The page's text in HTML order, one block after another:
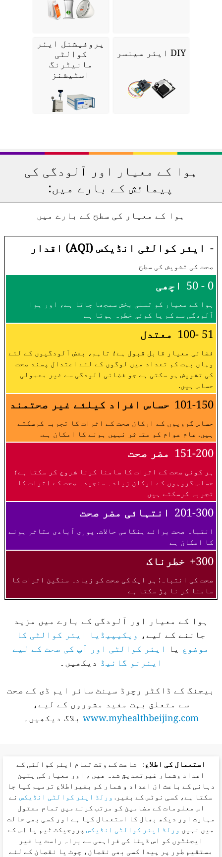
DIY ایئر سینسر
پروفیشنل ایئر
کوالٹی
مانیٹرنگ
اسٹیشنز
ہوا کے معیار اور آلودگی کی
پیمائش کے بارے میں:
ہوا کے معیار کی سطح کے بارے میں
- ایئر کوالٹی انڈیکس (AQI) اقدار
صحت کی تشویش کی سطح
0 - 50 اچھی
ہوا کے معیار کو تسلی بخش سمجھا جاتا ہے، اور ہوا
آلودگی سے کم یا کوئی خطرہ ہوتا ہے
51 -100 معتدل
فضائی معیار قابل قبول ہے؛ تاہم، بعض آلودگیوں کے لئے
وہاں بہت کم تعداد میں لوگوں کے لئے اعتدال پسند صحت
کی تشویش ہو سکتی ہے جو فضائی آلودگی سے غیر معمولی
حساس ہیں.
101-150 حساس افراد کیلئے غیر صحتمند
حساس گروپوں کے ارکان صحت کے اثرات کا تجربہ کرسکتے
ہیں. عام عوام کو متاثر نہیں ہونے کا امکان ہے.
151-200 مضر صحت
ہر کوئی صحت کے اثرات کا سامنا کرنا شروع کر سکتا ہے؛
حساس گروہوں کے ارکان زیادہ سنجیدہ صحت کے اثرات کا
تجربہ کرسکتے ہیں
201-300 انتہائی مضر صحت
انتباہ صحت برائے ہنگامی حالات. پوری آبادی متاثر ہونے
کا امکان ہے
300+ خطرناک
صحت کی انتباہ: ہر ایک کی صحت کو زیادہ سنگین اثرات کا
سامنا کر نا پڑ سکتا ہے
ہوا کے معیار اور آلودگی کے بارے میں مزید
جاننے کے لیے، ویکیپیڈیا ایئر کوالٹی کا
موضوعیا
ایئر کوالٹی اور آپ کی صحت کے لیے
ایئرنو گائیڈدیکھیں۔
بیجنگ کے ڈاکٹر رچرڈ سینٹ سائر ایم ڈی کے صحت
سے متعلق بہت مفید مشوروں کے لیے،
www.myhealthbeijing.comبلاگ دیکھیں۔
استعمال کی اطلاع: اشاعت کے وقت تمام ایئر کوالٹی کے
اعداد وشمار غیرتصدیق شدہ ھیں ، اور معیار کی یقین
دہانی کے باعث ان اعداد و شمار کو بغیراطلاع ترمیم کیا جا
سکتا ہے، کسی نوٹس کے بغیر.ورلڈ ایئر کوالٹی انڈیکسنے
اس معلومات کے مضامین کو مرتب کرنے میں تمام معقول
مہارت اور دیکھ بھال کا استعمال کیا ہے اور کسی بھی حالت
میں نہیںورلڈ ایئر کوالٹی انڈیکسپروجیکٹ ٹیم یا اس کے
ایجنٹوں کو اس ڈیٹا کی فراہمی سے براہ راست یا غیر
مستقیم طور پر پیدا کسی بھی نقصان، چوٹ یا نقصان کے لئے